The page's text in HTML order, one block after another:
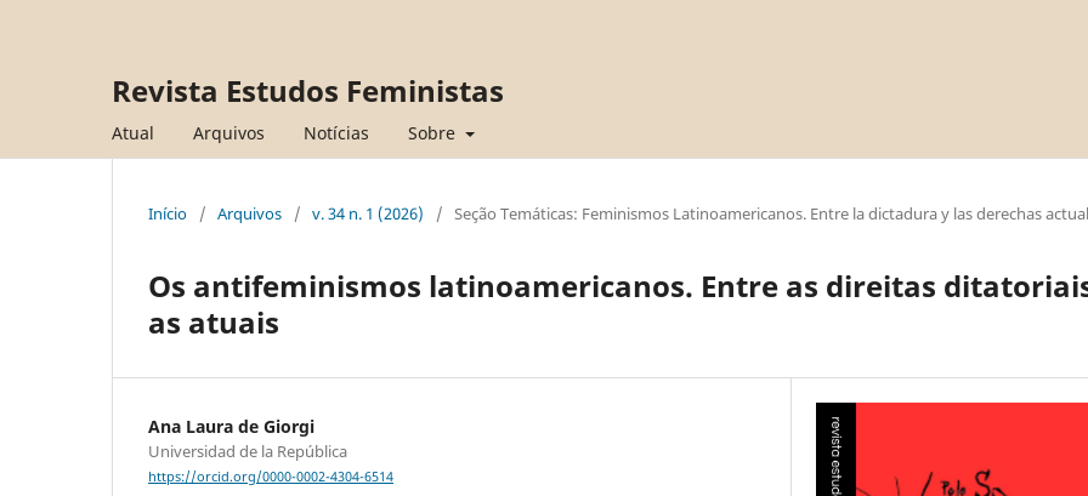
Revista Estudos Feministas
Atual Arquivos Notícias Sobre
Início / Arquivos / v. 34 n. 1 (2026) / Seção Temáticas: Feminismos Latinoamericanos. Entre la dictadura y las derechas
Os antifeminismos latinoamericanos. Entre as direitas
as atuais
Ana Laura de Giorgi
Universidad de la República
https://orcid.org/0000-0002-4304-6514